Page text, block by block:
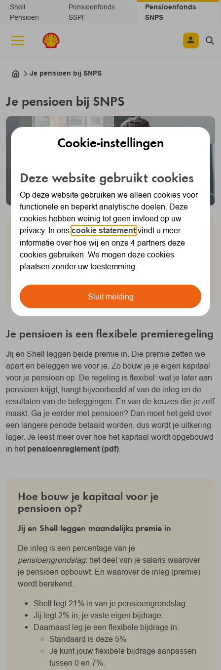
Navigatie overslaan
Shell
Pensioen
Pensioenfonds
SSPF
Pensioenfonds
SNPS
Je pensioen bij SNPS
Je pensioen bij SNPS
Werk je bij Shell?
En ben je na 1 juli 2013 in dienst gekomen? Dan
bouw je pensioen op bij Shell Nederland
Je pensioen is een flexibele premieregeling
Jij en Shell leggen beide premie in. Die premie zetten we
apart en beleggen we voor je. Zo bouw je je eigen kapitaal
voor je pensioen op. De regeling is flexibel: wat je later aan
pensioen krijgt, hangt bijvoorbeeld af van de inleg en de
resultaten van de beleggingen. En van de keuzes die je zelf
maakt. Ga je eerder met pensioen? Dan moet het geld over
een langere periode betaald worden, dus wordt je uitkering
lager. Je leest meer over hoe het kapitaal wordt opgebouwd
in het pensioenreglement (pdf)
Hoe bouw je kapitaal voor je
pensioen op?
Jij en Shell leggen maandelijks premie in
De inleg is een percentage van je
pensioengrondslag: het deel van je salaris waarover
je pensioen opbouwt. En waarover de inleg (premie)
wordt berekend.
Shell legt 21% in van je pensioengrondslag.
Jij legt 2% in, je vaste eigen bijdrage.
Daarnaast leg je een flexibele bijdrage in:
Standaard is deze 5%
Je kunt jouw flexibele bijdrage aanpassen
tussen 0 en 7%.
Cookie-instellingen
Deze website gebruikt cookies
Op deze website gebruiken we alleen cookies voor
functionele en beperkt analytische doelen. Deze
cookies hebben weinig tot geen invloed op uw
privacy. In onscookie statement vindt u meer
informatie over hoe wij en onze 4 partners deze
cookies gebruiken. We mogen deze cookies
plaatsen zonder uw toestemming.
Sluit melding